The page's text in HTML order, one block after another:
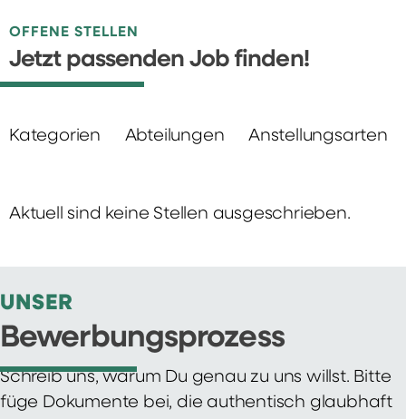
OFFENE STELLEN
Jetzt passenden Job finden!
Kategorien Abteilungen Anstellungsarten
Aktuell sind keine Stellen ausgeschrieben.
UNSER
Bewerbungsprozess
Schreib uns, warum Du genau zu uns willst. Bitte
füge Dokumente bei, die authentisch glaubhaft